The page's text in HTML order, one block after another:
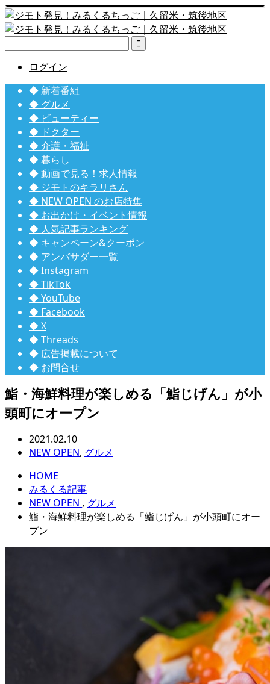

ログイン
◆ 新着番組
◆ グルメ
◆ ビューティー
◆ ドクター
◆ 介護・福祉
◆ 暮らし
◆ 動画で見る！求人情報
◆ ジモトのキラリさん
◆ NEW OPEN のお店特集
◆ お出かけ・イベント情報
◆ 人気記事ランキング
◆ キャンペーン&クーポン
◆ アンバサダー一覧
◆ Instagram
◆ TikTok
◆ YouTube
◆ Facebook
◆ X
◆ Threads
◆ 広告掲載について
◆ お問合せ
鮨・海鮮料理が楽しめる「鮨じげん」が小
頭町にオープン
2021.02.10
NEW OPEN, グルメ
HOME
みるくる記事
NEW OPEN , グルメ
鮨・海鮮料理が楽しめる「鮨じげん」が小頭町にオー
プン